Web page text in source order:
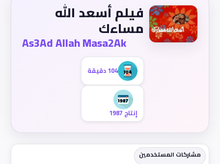
فيلم أسعد الله
مساءك
As3Ad Allah Masa2Ak
104 دقيقة
إنتاج 1987
مشاركات المستخدمين